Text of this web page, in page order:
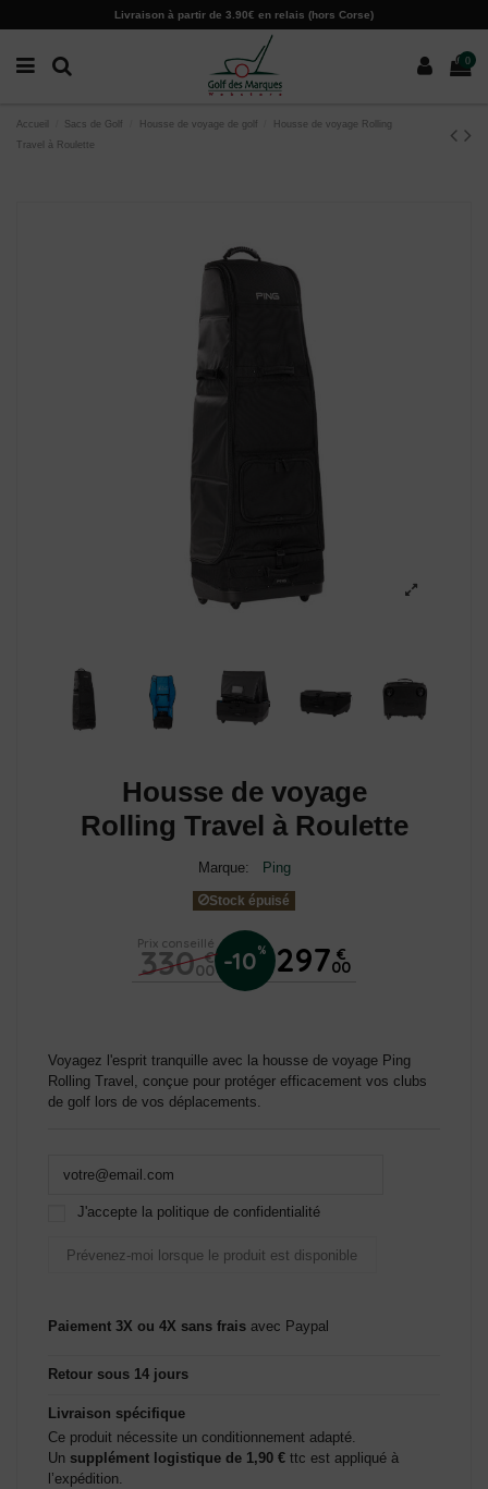
Livraison à partir de 3.90€ en relais (hors Corse)
0
Accueil Sacs de Golf Housse de voyage de golf
Housse de voyage Rolling
Travel à Roulette
Housse de voyage
Rolling Travel à Roulette
Marque: Ping
Stock épuisé
Prix conseillé
330 €
00 -10% 297 €
00
Voyagez l'esprit tranquille avec la housse de voyage Ping
Rolling Travel, conçue pour protéger efficacement vos clubs
de golf lors de vos déplacements.
J'accepte la politique de confidentialité
Paiement 3X ou 4X sans frais avec Paypal
Retour sous 14 jours
Livraison spécifique
Ce produit nécessite un conditionnement adapté.
Un supplément logistique de 1,90 € ttc est appliqué à
l’expédition.
Paramètres des cookies